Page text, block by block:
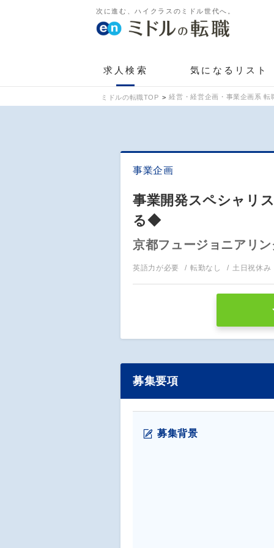
次に進む、ハイクラスのミドル世代へ。
求人検索 気になるリスト
ミドルの転職TOP 経営・経営企画・事業企画系 転
事業企画
事業開発スペシャリ
る◆
京都フュージョニアリ
英語力が必要 転勤なし 土日祝休み
募集要項
募集背景